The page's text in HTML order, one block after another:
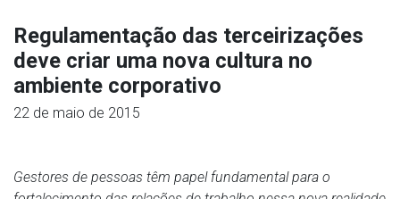
Regulamentação das terceirizações
deve criar uma nova cultura no
ambiente corporativo
22 de maio de 2015
Gestores de pessoas têm papel fundamental para o